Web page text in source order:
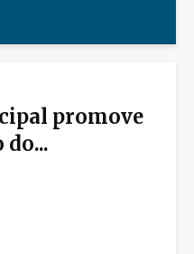
promove
do...